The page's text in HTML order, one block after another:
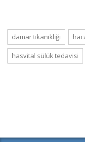
damar tıkanıklığı
hasvital sülük tedavisi